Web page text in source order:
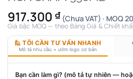
917.300 ₫ (Chưa VAT) · MOQ
Giá bậc MOQ — theo Bảng Giá & Chiết
🙋 TÔI CẦN TƯ VẤN NHANH
Mô tả nhu cầu + ướm logo cơ bản
Bạn cần làm gì? (mô tả tự nhiên —